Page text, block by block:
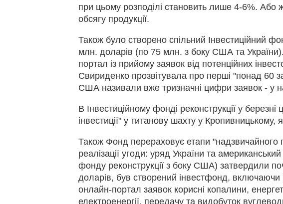
при цьому розподілі становить лише 4-6%.
обсягу продукції.
Також було створено спільний Інвестиційний
млн. доларів (по 75 млн. з боку США та
портал із прийому заявок від потенційних
Свириденко прозвітувала про перші "понад 60
США називали вже тризначні цифри заявок - у
В Інвестиційному фонді реконструкції у
інвестиції" у титанову шахту у Кропивницькому,
Також Фонд перераховує етапи "надзвичайного
реалізації угоди: уряд України та
фонду реконструкції з боку США) затвердили
доларів, був створений інвестфонд, включаючи
онлайн-портал заявок корисні копалини,
електроенергії, передачу та видобуток